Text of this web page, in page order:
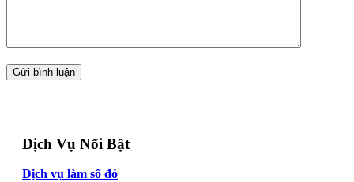
Dịch Vụ Nổi Bật
Dịch vụ làm sổ đỏ